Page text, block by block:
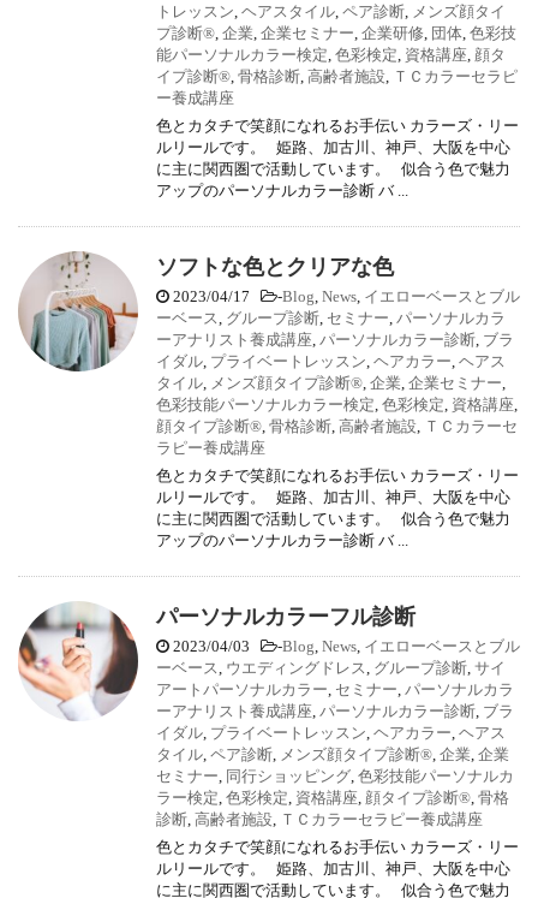
トレッスン, ヘアスタイル, ペア診断, メンズ顔タイ
プ診断®, 企業, 企業セミナー, 企業研修, 団体, 色彩技
能パーソナルカラー検定, 色彩検定, 資格講座, 顔タ
イプ診断®, 骨格診断, 高齢者施設, ＴＣカラーセラピ
ー養成講座
色とカタチで笑顔になれるお手伝い カラーズ・リー
ルリールです。 姫路、加古川、神戸、大阪を中心
に主に関西圏で活動しています。 似合う色で魅力
アップのパーソナルカラー診断 バ ...
ソフトな色とクリアな色
2023/04/17 -Blog, News, イエローベースとブル
ーベース, グループ診断, セミナー, パーソナルカラ
ーアナリスト養成講座, パーソナルカラー診断, ブラ
イダル, プライベートレッスン, ヘアカラー, ヘアス
タイル, メンズ顔タイプ診断®, 企業, 企業セミナー,
色彩技能パーソナルカラー検定, 色彩検定, 資格講座,
顔タイプ診断®, 骨格診断, 高齢者施設, ＴＣカラーセ
ラピー養成講座
色とカタチで笑顔になれるお手伝い カラーズ・リー
ルリールです。 姫路、加古川、神戸、大阪を中心
に主に関西圏で活動しています。 似合う色で魅力
アップのパーソナルカラー診断 バ ...
パーソナルカラーフル診断
2023/04/03 -Blog, News, イエローベースとブル
ーベース, ウエディングドレス, グループ診断, サイ
アートパーソナルカラー, セミナー, パーソナルカラ
ーアナリスト養成講座, パーソナルカラー診断, ブラ
イダル, プライベートレッスン, ヘアカラー, ヘアス
タイル, ペア診断, メンズ顔タイプ診断®, 企業, 企業
セミナー, 同行ショッピング, 色彩技能パーソナルカ
ラー検定, 色彩検定, 資格講座, 顔タイプ診断®, 骨格
診断, 高齢者施設, ＴＣカラーセラピー養成講座
色とカタチで笑顔になれるお手伝い カラーズ・リー
ルリールです。 姫路、加古川、神戸、大阪を中心
に主に関西圏で活動しています。 似合う色で魅力